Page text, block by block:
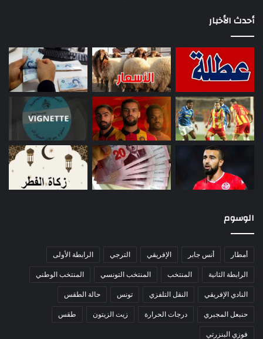
أحدث الأخبار
الوسوم
أمطار أنس جابر الإفريقي الترجي الرابطة الأولى
الرابطة الثانية المنتخب المنتخب التونسي المنتخب الوطني
النادي الإفريقي النقل التلفزي تونس حالة الطقس
حنبعل المجبري درجات الحرارة زيت الزيتون طقس
فوزي البنزرتي